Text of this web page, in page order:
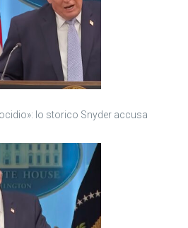
lo storico Snyder accusa